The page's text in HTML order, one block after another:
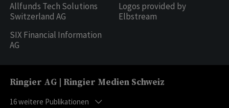
Allfunds Tech Solutions
Switzerland AG
SIX Financial Information
AG
Logos provided by
Elbstream
Ringier AG | Ringier Medien Schweiz
16weitere Publikationen